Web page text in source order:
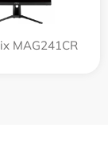
MAG241CR